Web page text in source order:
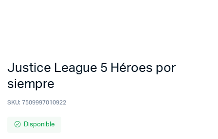
Justice League 5 Héroes por
siempre
SKU: 7509997010922
Disponible